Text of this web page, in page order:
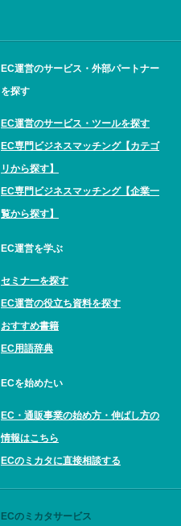
EC運営のサービス・外部パートナー
を探す
EC運営のサービス・ツールを探す
EC専門ビジネスマッチング【カテゴ
リから探す】
EC専門ビジネスマッチング【企業一
覧から探す】
EC運営を学ぶ
セミナーを探す
EC運営の役立ち資料を探す
おすすめ書籍
EC用語辞典
ECを始めたい
EC・通販事業の始め方・伸ばし方の
情報はこちら
ECのミカタに直接相談する
ECのミカタサービス